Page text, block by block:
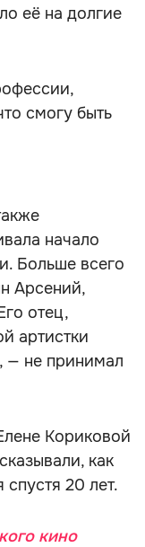
её на долгие
смогу быть
начало
Больше всего
Арсений,
отец,
артистки
— не принимал
Кориковой
как
20 лет.
кино